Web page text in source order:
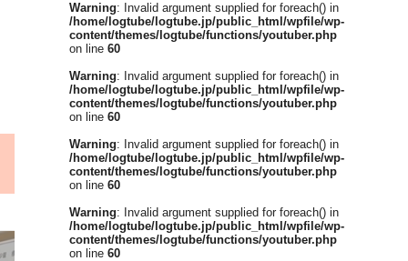
Warning: Invalid argument supplied for foreach() in
/home/logtube/logtube.jp/public_html/wpfile/wp-
content/themes/logtube/functions/youtuber.php
on line 60
Warning: Invalid argument supplied for foreach() in
/home/logtube/logtube.jp/public_html/wpfile/wp-
content/themes/logtube/functions/youtuber.php
on line 60
Warning: Invalid argument supplied for foreach() in
/home/logtube/logtube.jp/public_html/wpfile/wp-
content/themes/logtube/functions/youtuber.php
on line 60
Warning: Invalid argument supplied for foreach() in
/home/logtube/logtube.jp/public_html/wpfile/wp-
content/themes/logtube/functions/youtuber.php
on line 60